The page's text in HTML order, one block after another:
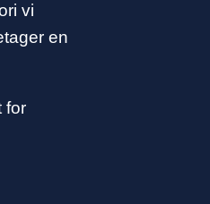
vi
en
for